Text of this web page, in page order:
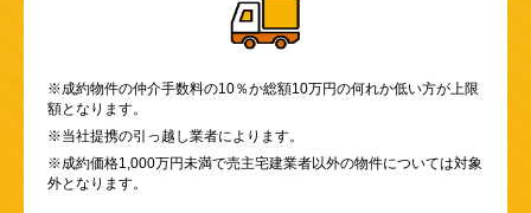
※成約物件の仲介手数料の10％か総額10万円の何れか低い方が上限
額となります。
※当社提携の引っ越し業者によります。
※成約価格1,000万円未満で売主宅建業者以外の物件については対象
外となります。